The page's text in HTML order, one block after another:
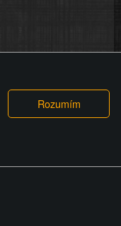
provozovatele
nebo video na
videa nebo
uplatnit vůči
škody nebo
To jen